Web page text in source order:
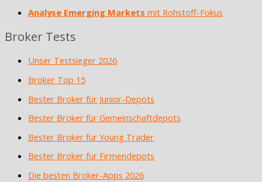
Analyse Emerging Markets mit Rohstoff-Fokus
Broker Tests
Unser Testsieger 2026
Broker Top 15
Bester Broker für Junior-Depots
Bester Broker für Gemeinschaftdepots
Bester Broker für Young Trader
Bester Broker für Firmendepots
Die besten Broker-Apps 2026